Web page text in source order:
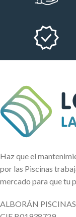
Haz que el
por las Piscinas
mercado para que tu
ALBORÁN PISCINAS